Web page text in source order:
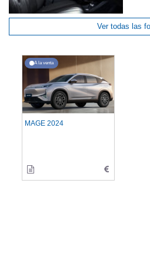
Ver todas las
A la venta
MAGE 2024